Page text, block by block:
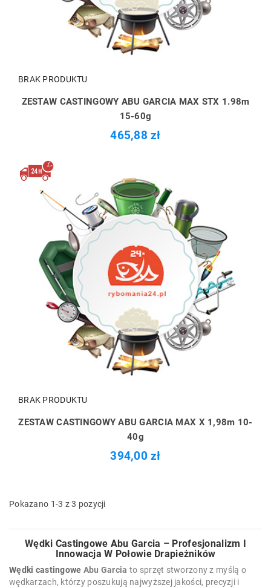
BRAK PRODUKTU
ZESTAW CASTINGOWY ABU GARCIA MAX STX 1.98m
15-60g
465,88 zł
BRAK PRODUKTU
ZESTAW CASTINGOWY ABU GARCIA MAX X 1,98m 10-
40g
394,00 zł
Pokazano 1-3 z 3 pozycji
Wędki Castingowe Abu Garcia – Profesjonalizm I
Innowacja W Połowie Drapieżników
Wędki castingowe Abu Garcia to sprzęt stworzony z myślą o
wędkarzach, którzy poszukują najwyższej jakości, precyzji i